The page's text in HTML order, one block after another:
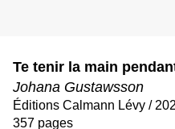
Te tenir la main
Johana Gustawsson
Éditions Calmann Lévy /
357 pages